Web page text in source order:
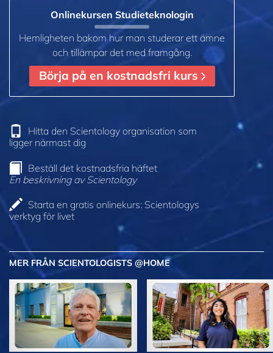
Onlinekursen Studieteknologin
Hemligheten bakom hur man studerar ett ämne
och tillämpar det med framgång.
Börja på en kostnadsfri kurs
Hitta den Scientology organisation som
ligger närmast dig
Beställ det kostnadsfria häftet
En beskrivning av Scientology
Starta en gratis onlinekurs: Scientologys
verktyg för livet
MER FRÅN SCIENTOLOGISTS @HOME